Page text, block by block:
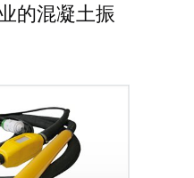
的混凝土振